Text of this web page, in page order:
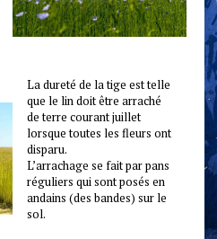
La dureté de la tige est telle
que le lin doit être arraché
de terre courant juillet
lorsque toutes les fleurs ont
disparu.
L’arrachage se fait par pans
réguliers qui sont posés en
andains (des bandes) sur le
sol.